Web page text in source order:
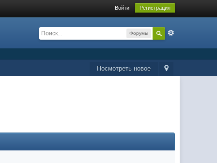
Войти Регистрация
Форумы
Посмотреть новое